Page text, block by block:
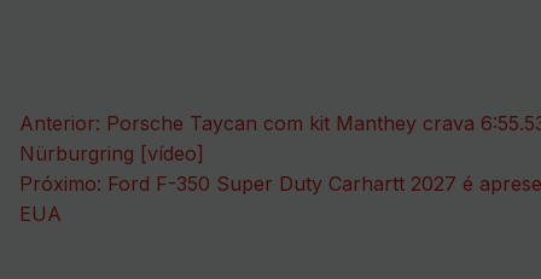
Navegação
de
Post
Anterior: Porsche Taycan com kit Manthey crava
Nürburgring [vídeo]
Próximo: Ford F-350 Super Duty Carhartt 2027 é
EUA